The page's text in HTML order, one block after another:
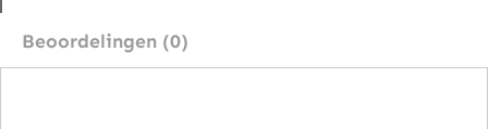
a
Beoordelingen (0)